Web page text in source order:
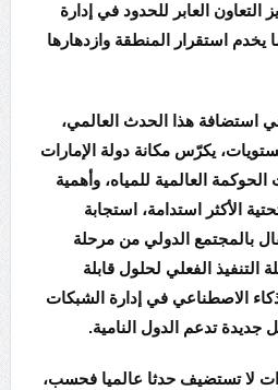
التعاون العابر للحدود في إدارة
يخدم استقرار المنطقة وازدهارها
استضافة هذا الحدث العالمي،
يكرّس مكانة دولة الإمارات
العالمية للمياه، وأهمية
الأكثر استدامة، استجابة
بالمجتمع الدولي من مرحلة
التنفيذ الفعلي لحلول قابلة
الاصطناعي في إدارة الشبكات
جديدة تدعم الدول النامية.
لا تستضيف حدثا عالميا فحسب،